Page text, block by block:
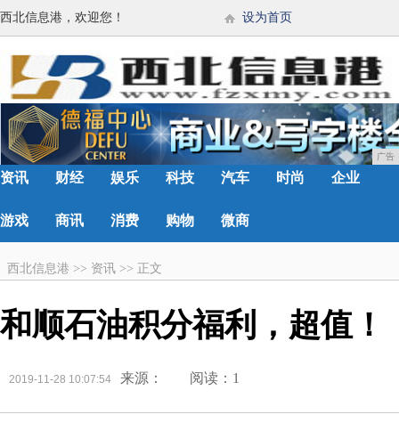
西北信息港，欢迎您！ 设为首页
广告
资讯 财经 娱乐 科技 汽车 时尚 企业
游戏 商讯 消费 购物 微商
西北信息港 >> 资讯 >> 正文
和顺石油积分福利，超值！
2019-11-28 10:07:54 来源： 阅读：1